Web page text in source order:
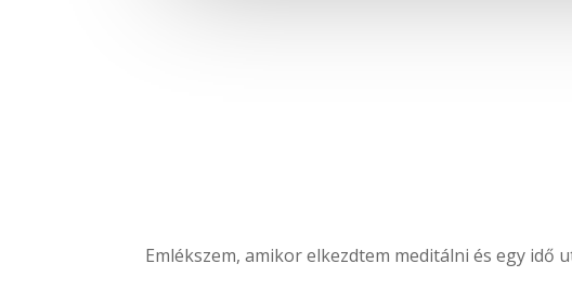
Emlékszem, amikor elkezdtem meditálni és egy